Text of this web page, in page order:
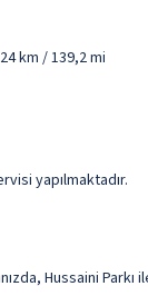
km / 139,2 mi
yapılmaktadır.
Hussaini